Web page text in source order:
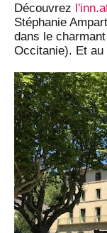
Découvrez
Stéphanie
dans le
Occitanie). Et